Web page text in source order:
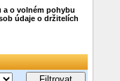
a o volném pohybu
údaje o držitelích